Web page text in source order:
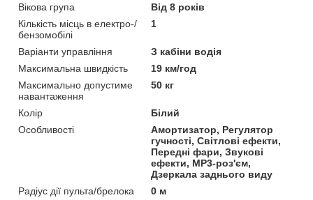
Вікова група
Від 8 років
Кількість місць в електро-/
бензомобілі
1
Варіанти управління
З кабіни водія
Максимальна швидкість
19 км/год
Максимально допустиме
навантаження
50 кг
Колір
Білий
Особливості
Амортизатор, Регулятор
гучності, Світлові ефекти,
Передні фари, Звукові
ефекти, MP3-роз'єм,
Дзеркала заднього виду
Радіус дії пульта/брелока
0 м